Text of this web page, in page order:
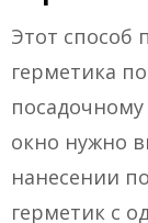
Этот способ
герметика
окно нужно
нанесении
герметик с